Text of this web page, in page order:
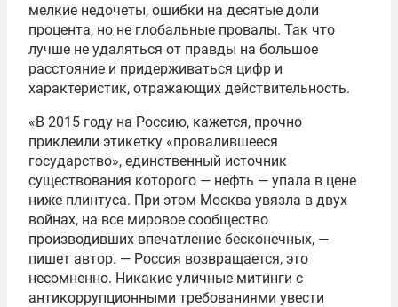
мелкие недочеты, ошибки на десятые доли
процента, но не глобальные провалы. Так что
лучше не удаляться от правды на большое
расстояние и придерживаться цифр и
характеристик, отражающих действительность.
«В 2015 году на Россию, кажется, прочно
приклеили этикетку «провалившееся
государство», единственный источник
существования которого — нефть — упала в цене
ниже плинтуса. При этом Москва увязла в двух
войнах, на все мировое сообщество
производивших впечатление бесконечных, —
пишет автор. — Россия возвращается, это
несомненно. Никакие уличные митинги с
антикоррупционными требованиями увести